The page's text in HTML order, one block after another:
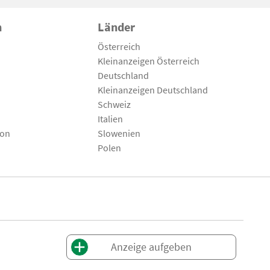
Länder
Österreich
Kleinanzeigen Österreich
Deutschland
Kleinanzeigen Deutschland
Schweiz
Italien
Slowenien
Polen
Anzeige aufgeben